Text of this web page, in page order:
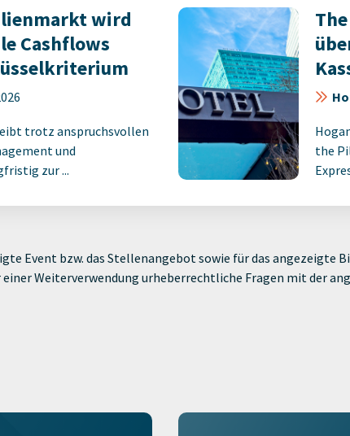
wird
Cashflows
trotz anspruchsvollen
und
zur ...
the
Event bzw. das Stellenangebot sowie für das angezeigte
Weiterverwendung urheberrechtliche Fragen mit der